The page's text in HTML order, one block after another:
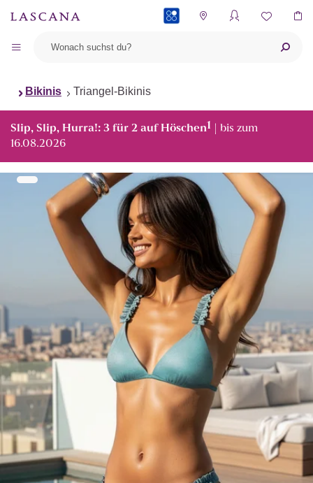
Bikinis Triangel-Bikinis
Slip, Slip, Hurra!: 3 für 2 auf Höschen1 | bis zum
16.08.2026